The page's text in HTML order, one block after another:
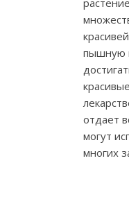
пышную
отдает
могут
многих